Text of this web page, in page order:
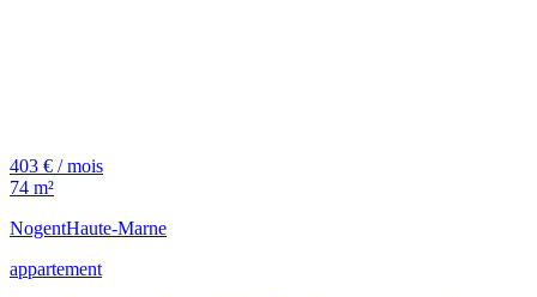
403 € / mois
74 m²
NogentHaute-Marne
appartement